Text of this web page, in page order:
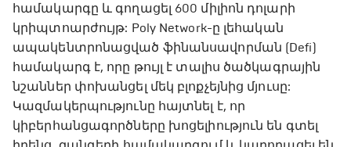
համակարգը և գողացել 600 միլիոն դոլարի
կրիպտոարժույթ: Poly Network-ը լեհական
ապակենտրոնացված ֆինանսավորման (Defi)
համակարգ է, որը թույլ է տալիս ծածկագրային
նշաններ փոխանցել մեկ բլոքչեյնից մյուսը:
Կազմակերպությունը հայտնել է, որ
կիբերհանցագործները խոցելիություն են գտել